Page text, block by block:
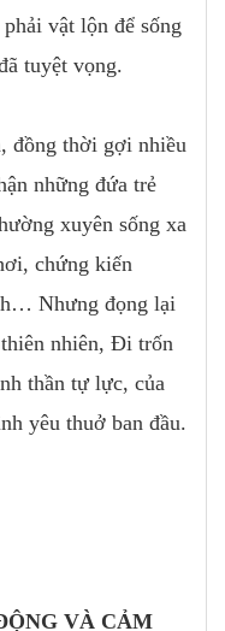
vật lộn để sống
tuyệt vọng.
đồng thời gợi nhiều
những đứa trẻ
xuyên sống xa
chứng kiến
Nhưng đọng lại
thiên nhiên, Đi trốn
thần tự lực, của
yêu thuở ban đầu.
VÀ CẢM